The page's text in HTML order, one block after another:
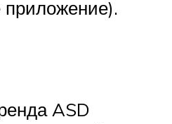
приложение).
ASD